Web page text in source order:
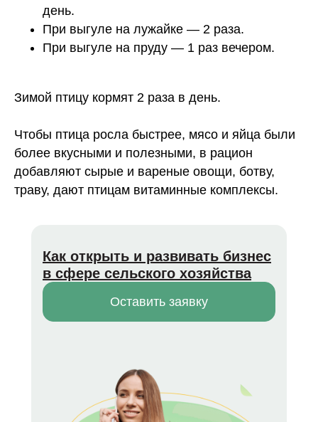
день.
При выгуле на лужайке — 2 раза.
При выгуле на пруду — 1 раз вечером.
Зимой птицу кормят 2 раза в день.
Чтобы птица росла быстрее, мясо и яйца были
более вкусными и полезными, в рацион
добавляют сырые и вареные овощи, ботву,
траву, дают птицам витаминные комплексы.
Как открыть и развивать бизнес
в сфере сельского хозяйства
Оставить заявку